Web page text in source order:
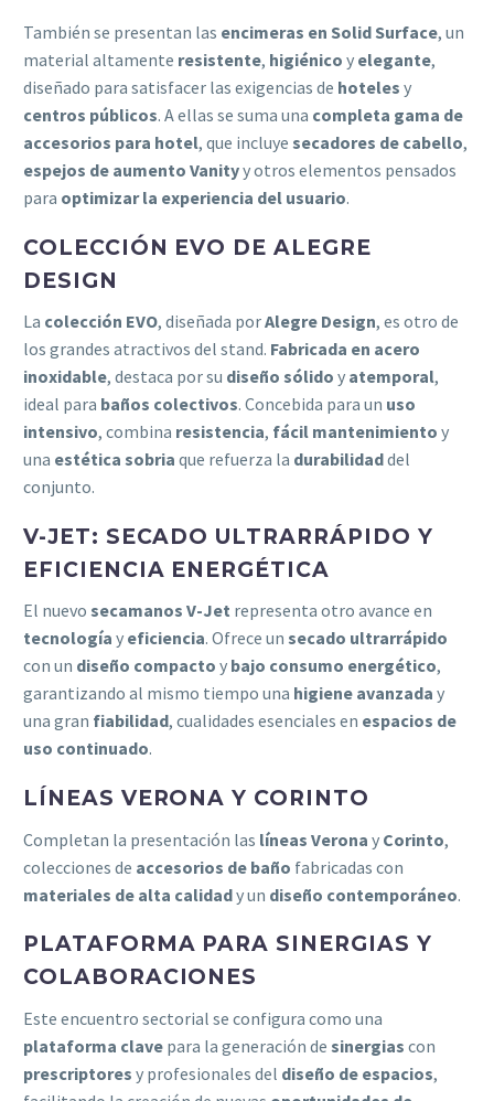
También se presentan las encimeras en Solid Surface, un
material altamente resistente, higiénico y elegante,
diseñado para satisfacer las exigencias de hoteles y
centros públicos. A ellas se suma una completa gama de
accesorios para hotel, que incluye secadores de cabello,
espejos de aumento Vanityy otros elementos pensados
para optimizar la experiencia del usuario.
COLECCIÓN EVO DE ALEGRE
DESIGN
La colección EVO, diseñada porAlegre Design, es otro de
los grandes atractivos del stand. Fabricada en acero
inoxidable, destaca por su diseño sólido y atemporal,
ideal para baños colectivos. Concebida para un uso
intensivo, combina resistencia, fácil mantenimiento y
una estética sobria que refuerza la durabilidaddel
conjunto.
V-JET: SECADO ULTRARRÁPIDO Y
EFICIENCIA ENERGÉTICA
El nuevo secamanos V-Jet representa otro avance en
tecnología y eficiencia. Ofrece un secado ultrarrápido
con un diseño compacto y bajo consumo energético,
garantizando al mismo tiempo una higiene avanzada y
una gran fiabilidad, cualidades esenciales en espacios de
uso continuado.
LÍNEAS VERONA Y CORINTO
Completan la presentación las líneas Verona y Corinto,
colecciones de accesorios de baño fabricadas con
materiales de alta calidady un diseño contemporáneo.
PLATAFORMA PARA SINERGIAS Y
COLABORACIONES
Este encuentro sectorial se configura como una
plataforma clave para la generación de sinergias con
prescriptores y profesionales del diseño de espacios,